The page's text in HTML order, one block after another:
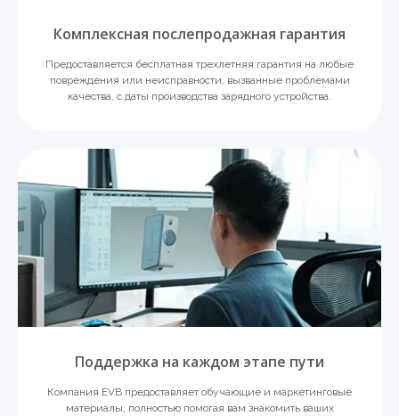
Комплексная послепродажная гарантия
Предоставляется бесплатная трехлетняя гарантия на любые
повреждения или неисправности, вызванные проблемами
качества, с даты производства зарядного устройства.
Поддержка на каждом этапе пути
Компания EVB предоставляет обучающие и маркетинговые
материалы, полностью помогая вам знакомить ваших